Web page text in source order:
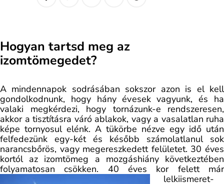
Hogyan tartsd meg az
izomtömegedet?
A mindennapok sodrásában sokszor azon is el kell
gondolkodnunk, hogy hány évesek vagyunk, és ha
valaki megkérdezi, hogy tornázunk-e rendszeresen,
akkor a tisztításra váró ablakok, vagy a vasalatlan ruha
képe tornyosul elénk. A tükörbe nézve egy idő után
felfedezünk egy-két és később számolatlanul sok
narancsbőrös, vagy megereszkedett felületet. 30 éves
kortól az izomtömeg a mozgáshiány következtében
folyamatosan csökken. 40 éves kor felett már
lelkiismeret-